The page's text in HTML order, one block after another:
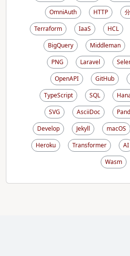
OmniAuth
HTTP
Terraform
IaaS HCL
BigQuery
Middleman
PNG
Laravel
OpenAPI
GitHub
TypeScript
SQL
SVG
AsciiDoc
Develop
Jekyll macOS
Heroku
Transformer AI
Wasm